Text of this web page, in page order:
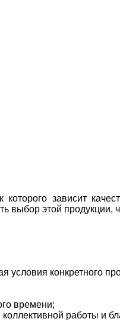
зависит
выбор этой продукции,
условия конкретного
времени;
работы и